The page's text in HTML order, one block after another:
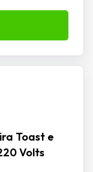
Toast e
Volts